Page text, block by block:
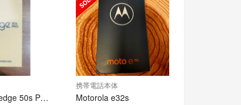
motorolaのedge 50s PRO スマホ本体
携帯電話本体
Motorola e32s